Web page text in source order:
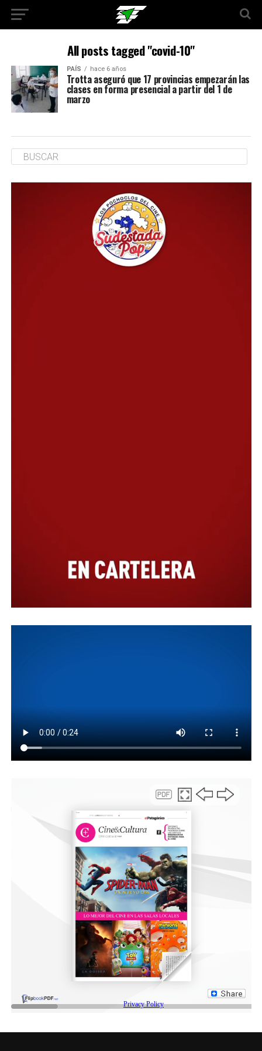
All posts tagged "covid-10"
PAÍS hace 6 años
Trotta aseguró que 17 provincias empezarán las
clases en forma presencial a partir del 1 de
marzo